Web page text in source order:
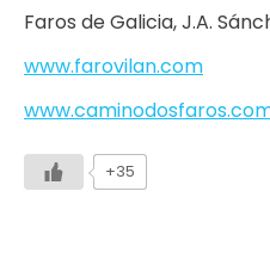
Faros de Galicia, J.A.
www.farovilan.com
+35